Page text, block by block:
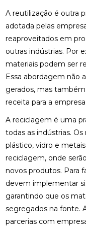
A reutilização é outra
adotada pelas
reaproveitados em
outras indústrias. Por
materiais podem ser
Essa abordagem não
gerados, mas
receita para a empresa.
A reciclagem é uma
todas as indústrias.
plástico, vidro e
reciclagem, onde
novos produtos. Para
devem implementar
garantindo que os
segregados na fonte.
parcerias com